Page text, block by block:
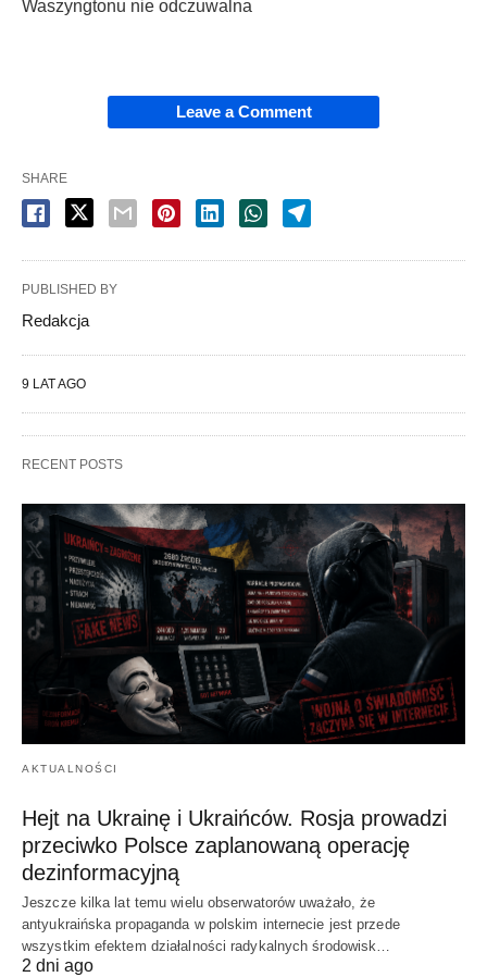
Waszyngtonu nie odczuwalna
Leave a Comment
SHARE
PUBLISHED BY
Redakcja
9 LAT AGO
RECENT POSTS
AKTUALNOŚCI
Hejt na Ukrainę i Ukraińców. Rosja prowadzi
przeciwko Polsce zaplanowaną operację
dezinformacyjną
Jeszcze kilka lat temu wielu obserwatorów uważało, że
antyukraińska propaganda w polskim internecie jest przede
wszystkim efektem działalności radykalnych środowisk…
2 dni ago